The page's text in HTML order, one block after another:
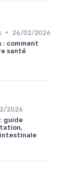
•
26/02/2026
: comment
santé
2026
guide